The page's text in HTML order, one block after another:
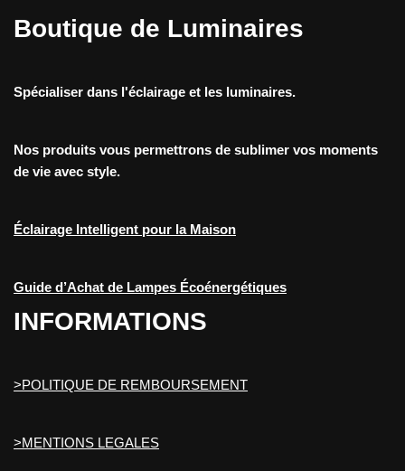
Boutique de Luminaires
Spécialiser dans l'éclairage et les luminaires.
Nos produits vous permettrons de sublimer vos moments
de vie avec style.
Éclairage Intelligent pour la Maison
Guide d’Achat de Lampes Écoénergétiques
INFORMATIONS
>POLITIQUE DE REMBOURSEMENT
>MENTIONS LEGALES